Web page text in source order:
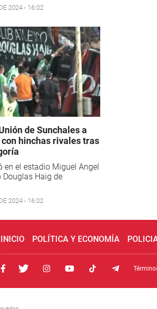
2024 - 16:02
de Sunchales a
hinchas rivales tras
en el estadio Miguel Angel
Douglas Haig de
2024 - 16:02
INICIO POLÍTICA Y ECONOMÍA